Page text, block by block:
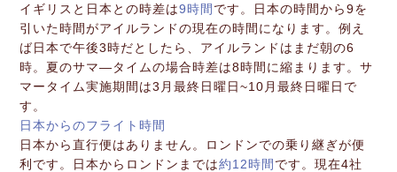
イギリスと日本との時差は9時間 です。日本の時間から9を
引いた時間がアイルランドの現在の時間になります。例え
ば日本で午後3時だとしたら、アイルランドはまだ朝の6
時。夏のサマ―タイムの場合時差は8時間に縮まります。サ
マータイム実施期間は3月最終日曜日~10月最終日曜日で
す。
日本からのフライト時間
日本から直行便はありません。ロンドンでの乗り継ぎが便
利です。日本からロンドンまでは約12時間 です。現在4社